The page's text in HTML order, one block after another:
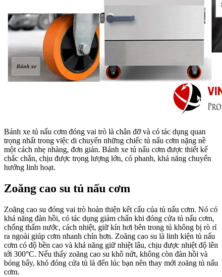
Bánh xe tủ nấu cơm đóng vai trò là chân đỡ và có tác dụng quan
trọng nhất trong việc di chuyển những chiếc tủ nấu cơm nặng nề
một cách nhẹ nhàng, đơn giản. Bánh xe tủ nấu cơm được thiết kế
chắc chắn, chịu được trọng lượng lớn, có phanh, khả năng chuyển
hướng linh hoạt.
Zoăng cao su tủ nấu cơm
Zoăng cao su đóng vai trò hoàn thiện kết cấu của tủ nấu cơm. Nó có
khả năng đàn hồi, có tác dụng giảm chấn khi đóng cửa tủ nấu cơm,
chống thấm nước, cách nhiệt, giữ kín hơi bên trong tủ không bị rò rỉ
ra ngoài giúp cơm nhanh chín hơn. Zoăng cao su là linh kiện tủ nấu
cơm có độ bền cao và khả năng giữ nhiệt lâu, chịu được nhiệt độ lên
tới 300°C. Nếu thấy zoăng cao su khô nứt, không còn đàn hồi và
bóng bẩy, khó đóng cửa tủ là đến lúc bạn nên thay mới zoăng tủ nấu
cơm.